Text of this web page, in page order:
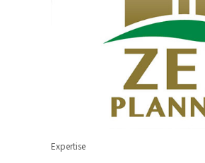
Expertise